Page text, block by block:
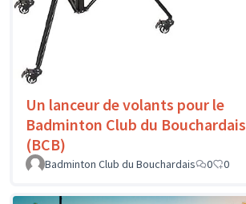
Un lanceur de volants pour le
Badminton Club du Bouchardais
(BCB)
Badminton Club du Bouchardais 0 0